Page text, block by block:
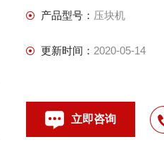
产品型号： 压块机
更新时间： 2020-05-14
立即咨询